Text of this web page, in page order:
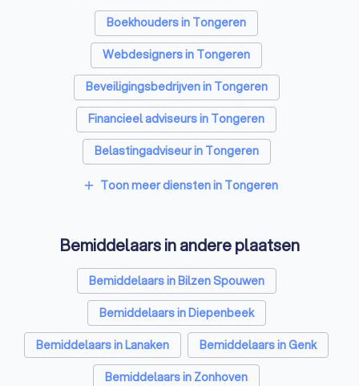
Boekhouders in Tongeren
Webdesigners in Tongeren
Beveiligingsbedrijven in Tongeren
Financieel adviseurs in Tongeren
Belastingadviseur in Tongeren
Videografen in Tongeren
add Toon meer diensten in Tongeren
Bemiddelaars in andere plaatsen
Bemiddelaars in Bilzen Spouwen
Bemiddelaars in Diepenbeek
Bemiddelaars in Lanaken
Bemiddelaars in Genk
Bemiddelaars in Zonhoven